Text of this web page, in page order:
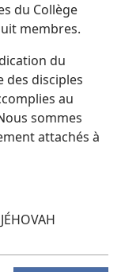
du Collège
membres.
du
des disciples
au
sommes
attachés à